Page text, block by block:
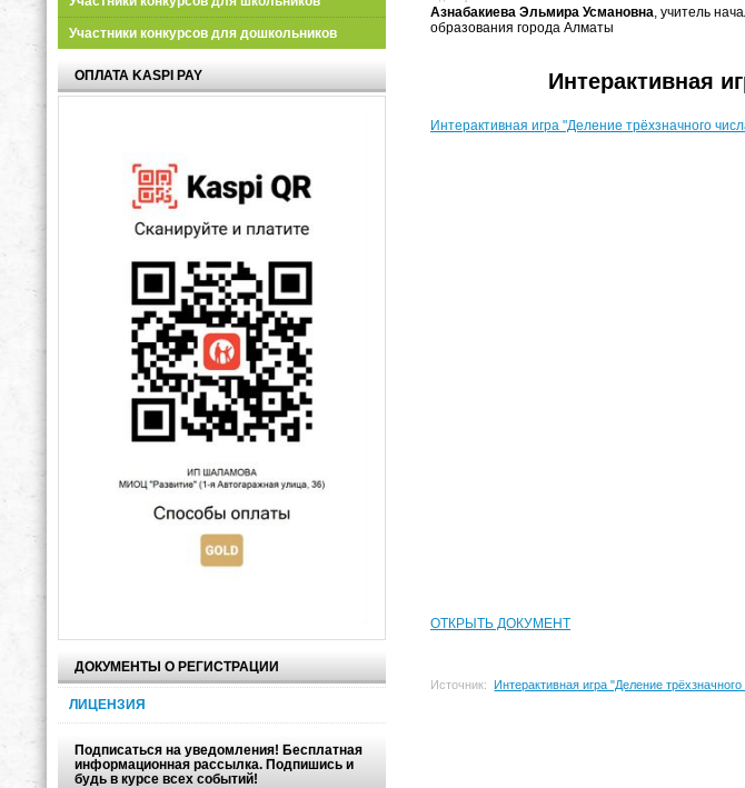
Участники конкурсов для дошкольников
ОПЛАТА KASPI PAY
ДОКУМЕНТЫ О РЕГИСТРАЦИИ
ЛИЦЕНЗИЯ
Подписаться на уведомления! Бесплатная
информационная рассылка. Подпишись и
будь в курсе всех событий!
Азнабакиева Эльмира Усмановна , учитель
образования города Алматы
Интерактивная
Интерактивная игра "Деление трёхзначного
ОТКРЫТЬ ДОКУМЕНТ
Источник: Интерактивная игра "Деление